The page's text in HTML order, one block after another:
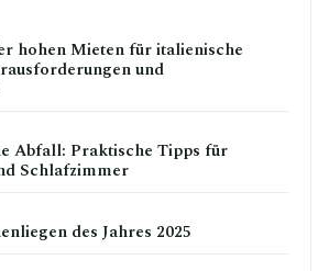
hohen Mieten für italienische
und
Abfall: Praktische Tipps für
Schlafzimmer
des Jahres 2025